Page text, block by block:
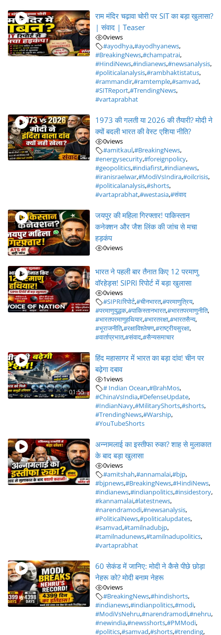
राम मंदिर चढ़ावा चोरी पर SIT का बड़ा खुलासा?
| संवाद | Teaser
0views
#ayodhya,#ayodhyanews,
#BreakingNews,#champatrai,
#HindiNews,#indianews,#newsanalysis,
#politicalanalysis,#rambhaktistatus,
#rammandir,#ramtemple,#samvad,
#SITReport,#TrendingNews,
#vartaprabhat
1973 की गलती या 2026 की तैयारी? मोदी ने
क्यों बदली भारत की वेस्ट एशिया नीति?
0views
#amitkaul,#BreakingNews,
#energysecurity,#foreignpolicy,
#geopolitics,#indiafirst,#indianews,
#iranisraelwar,#ModiVsIndira,#oilcrisis,
#politicalanalysis,#shorts,
#vartaprabhat,#westasia,#संवाद
जयपुर की महिला गिरफ्तार! पाकिस्तान
कनेक्शन और जैश लिंक की जांच से मचा
हड़कंप
0views
भारत ने पहली बार तैनात किए 12 परमाणु
वॉरहेड्स! SIPRI रिपोर्ट में बड़ा खुलासा
0views
#SIPRIरिपोर्ट,#चीनभारत,#परमाणुत्रिय,
#परमाणुयुद्धक,#पाकिस्तानभारत,#भारतपरमाणुनीति,
#भारतपरमाणुहथियार,#भारतरक्षा,#भारतसैन्य,
#भूराजनीति,#रक्षाविश्लेषण,#राष्ट्रीयसुरक्षा,
#वार्ताप्रभात,#संवाद,#सैन्यसमाचार
01:55
हिंद महासागर में भारत का बड़ा दांव! चीन पर
बढ़ेगा दबाव
1views
# Indian Ocean,#BrahMos,
#ChinaVsIndia,#DefenseUpdate,
#IndianNavy,#MilitaryShorts,#shorts,
#TrendingNews,#Warship,
#YouTubeShorts
अन्नामलाई का इस्तीफा रुका? शाह से मुलाकात
के बाद बड़ा खुलासा
0views
#amitshah,#annamalai,#bjp,
#bjpnews,#BreakingNews,#HindiNews,
#indianews,#indianpolitics,#insidestory,
#kannamalai,#latestnews,
#narendramodi,#newsanalysis,
#PoliticalNews,#politicalupdates,
#samvad,#tamilnadubjp,
#tamilnadunews,#tamilnadupolitics,
#vartaprabhat
60 सेकंड में जानिए: मोदी ने कैसे पीछे छोड़ा
नेहरू को? मोदी बनाम नेहरू
0views
#BreakingNews,#hindishorts,
#indianews,#indianpolitics,#modi,
#ModiVsNehru,#narendramodi,#nehru,
#newindia,#newsshorts,#PMModi,
#politics,#samvad,#shorts,#trending,